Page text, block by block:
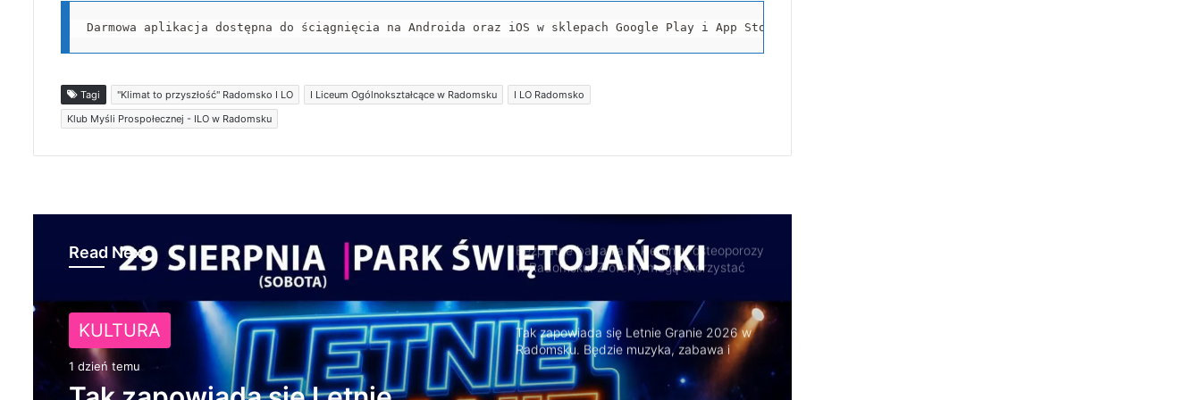
Darmowa aplikacja dostępna do ściągnięcia na Androida oraz iOS w sklepach Google Play i App Store.
Tagi "Klimat to przyszłość" Radomsko I LO I Liceum Ogólnokształcące w Radomsku
I LO Radomsko
Klub Myśli Prospołecznej - ILO w Radomsku
Read Next
KULTURA
1 dzień temu
NA SYGNALE
1 dzień temu
119 km/h w terenie zabudowanym. 37-
latek stracił prawo jazdy i zapłaci 4 tys. zł
Trwa remont przejazdów kolejowych.
Zmieniły się trasy autobusów MPK w
Tak zapowiada się Letnie Granie 2026 w
Radomsku. Będzie muzyka, zabawa i
atrakcje dla rodzin
Naczepa przewróciła się na drodze.
Kruszywo rozsypało się na jezdnię